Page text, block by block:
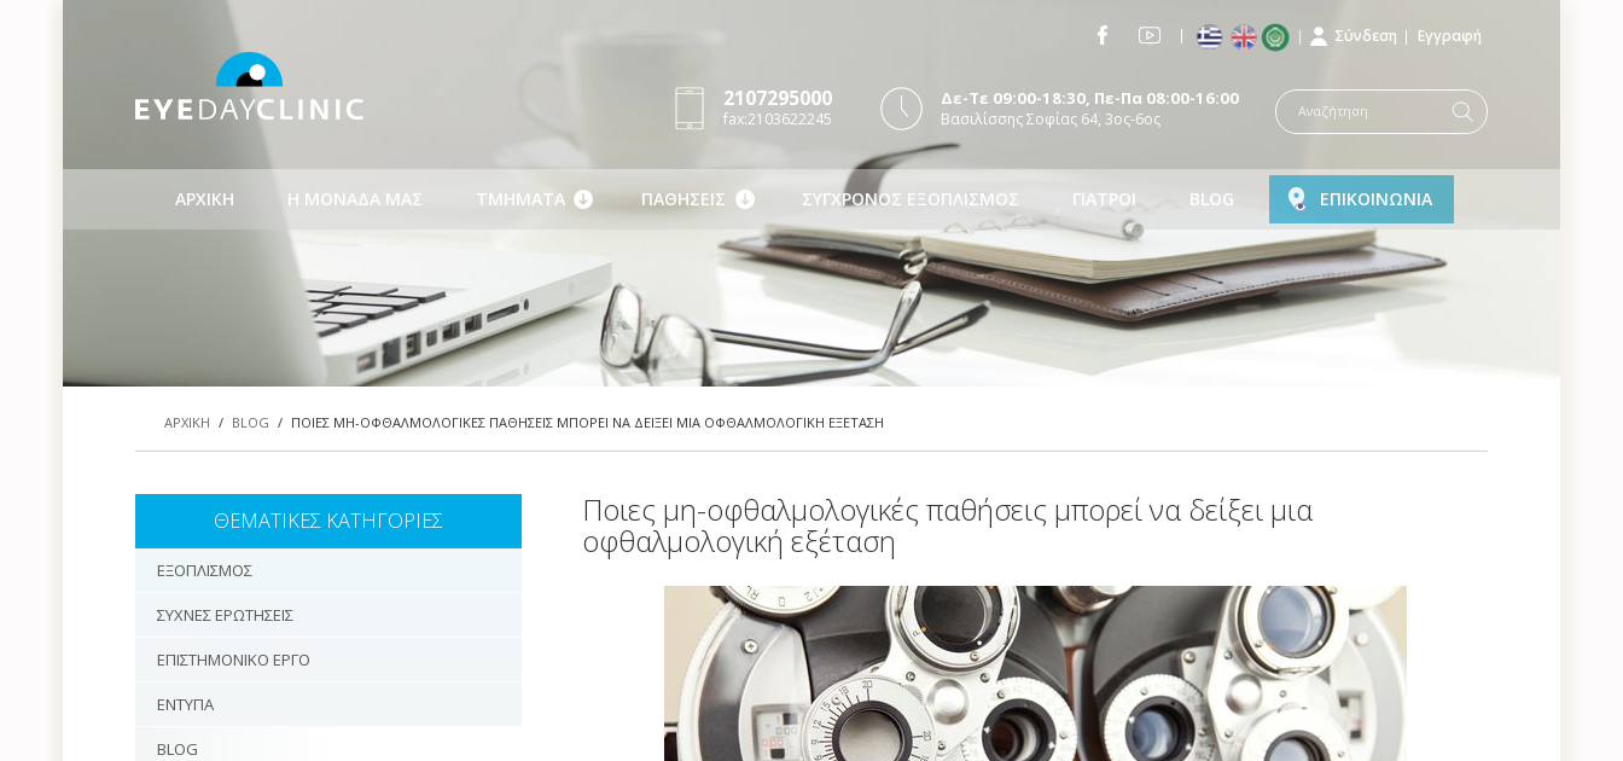
Εγγραφή
Σύνδεση
Δε-Τε 09:00-18:30, Πε-Πα 08:00-16:00
Βασιλίσσης Σοφίας 64, 3ος-6ος
2107295000
fax:2103622245
ΑΡΧΙΚΗ Η ΜΟΝΑΔΑ ΜΑΣ ΤΜΗΜΑΤΑ ΠΑΘΗΣΕΙΣ ΣΥΓΧΡΟΝΟΣ ΕΞΟΠΛΙΣΜΟΣ ΓΙΑΤΡΟΙ BLOG ΕΠΙΚΟΙΝΩΝΙΑ
ΑΡΧΙΚΗ / BLOG / ΠΟΙΕΣ ΜΗ-ΟΦΘΑΛΜΟΛΟΓΙΚΕΣ ΠΑΘΗΣΕΙΣ ΜΠΟΡΕΙ ΝΑ ΔΕΙΞΕΙ ΜΙΑ ΟΦΘΑΛΜΟΛΟΓΙΚΗ ΕΞΕΤΑΣΗ
ΘΕΜΑΤΙΚΕΣ ΚΑΤΗΓΟΡΙΕΣ
ΕΞΟΠΛΙΣΜΟΣ
ΣΥΧΝΕΣ ΕΡΩΤΗΣΕΙΣ
ΕΠΙΣΤΗΜΟΝΙΚΟ ΕΡΓΟ
ΕΝΤΥΠΑ
BLOG
Ποιες μη-οφθαλμολογικές παθήσεις μπορεί να δείξει μια
οφθαλμολογική εξέταση